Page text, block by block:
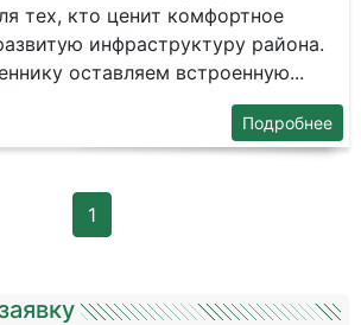
тех, кто ценит комфортное
инфраструктуру района.
оставляем встроенную...
Подробнее
1